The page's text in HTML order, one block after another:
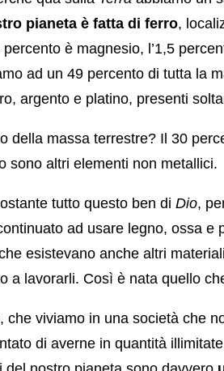
pianeta è fatta di ferro,
è magnesio, l’1,5
ad un 49 percento di tutta la
argento e platino, presenti
della massa terrestre? Il 30
sono altri elementi non metallici.
tutto questo ben di Dio,
ad usare legno, ossa e
esistevano anche altri
a lavorarli. Così è nata quello
che viviamo in una società che
di averne in quantità